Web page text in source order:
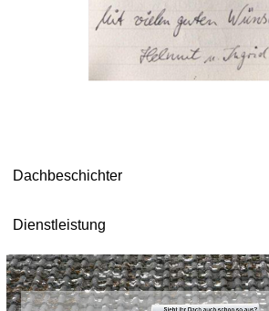
Dachbeschichter
Dienstleistung